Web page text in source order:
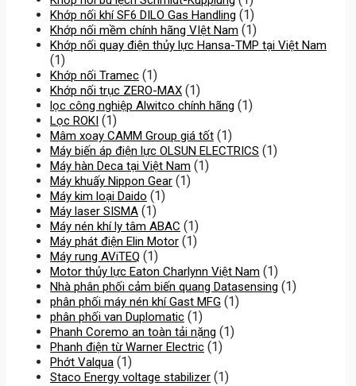
Khớp nối khí SF6 DILO Gas Handling (1)
Khớp nối mềm chính hãng VIệt Nam (1)
Khớp nối quay điện thủy lực Hansa-TMP tại Việt Nam
(1)
Khớp nối Tramec (1)
Khớp nối trục ZERO-MAX (1)
lọc công nghiệp Alwitco chính hãng (1)
Lọc ROKI (1)
Mâm xoay CAMM Group giá tốt (1)
Máy biến áp điện lực OLSUN ELECTRICS (1)
Máy hàn Deca tại Việt Nam (1)
Máy khuấy Nippon Gear (1)
Máy kim loại Daido (1)
Máy laser SISMA (1)
Máy nén khí ly tâm ABAC (1)
Máy phát điện Elin Motor (1)
Máy rung AViTEQ (1)
Motor thủy lực Eaton Charlynn Việt Nam (1)
Nhà phân phối cảm biến quang Datasensing (1)
phân phối máy nén khí Gast MFG (1)
phân phối van Duplomatic (1)
Phanh Coremo an toàn tải nặng (1)
Phanh điện từ Warner Electric (1)
Phớt Valqua (1)
Staco Energy voltage stabilizer (1)